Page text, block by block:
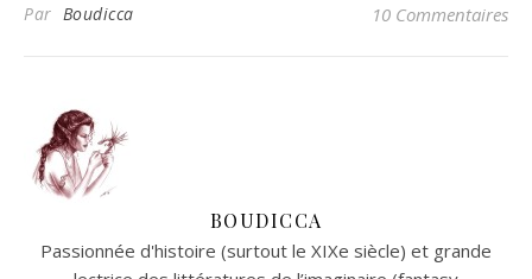
Par Boudicca 10 Commentaires
BOUDICCA
Passionnée d'histoire (surtout le XIXe siècle) et grande